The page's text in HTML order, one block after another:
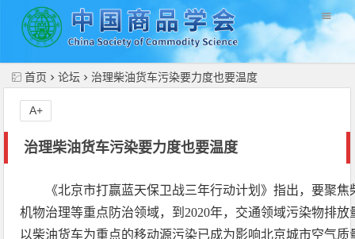
首页 论坛 治理柴油货车污染要力度也要温度
治理柴油货车污染要力度也要温度
A+
《北京市打赢蓝天保卫战三年行动计划》指出，要聚
机物治理等重点防治领域，到2020年，交通领域污染物排放
以柴油货车为重点的移动源污染已成为影响北京城市空气